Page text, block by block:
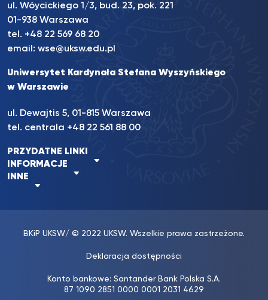
ul. Wóycickiego 1/3, bud. 23, pok. 221
01-938 Warszawa
tel. +48 22 569 68 20
email: wse@uksw.edu.pl
Uniwersytet Kardynała Stefana Wyszyńskiego
w Warszawie
ul. Dewajtis 5, 01-815 Warszawa
tel. centrala +48 22 561 88 00
PRZYDATNE LINKI
INFORMACJE
INNE
BKiP UKSW/ © 2022 UKSW. Wszelkie prawa zastrzeżone.
Deklaracja dostępności
Konto bankowe: Santander Bank Polska S.A.
87 1090 2851 0000 0001 2031 4629